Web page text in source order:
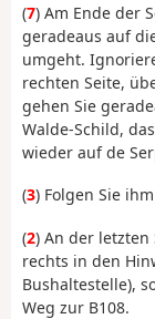
(7) Am Ende der
geradeaus auf
umgeht.
rechten Seite,
gehen Sie
Walde-Schild,
wieder auf de
(3) Folgen Sie
(2) An der
rechts in den
Bushaltestelle),
Weg zur B108.